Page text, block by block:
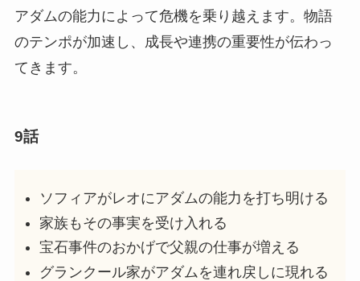
アダムの能力によって危機を乗り越えます。物語
のテンポが加速し、成長や連携の重要性が伝わっ
てきます。
9話
ソフィアがレオにアダムの能力を打ち明ける
家族もその事実を受け入れる
宝石事件のおかげで父親の仕事が増える
グランクール家がアダムを連れ戻しに現れる